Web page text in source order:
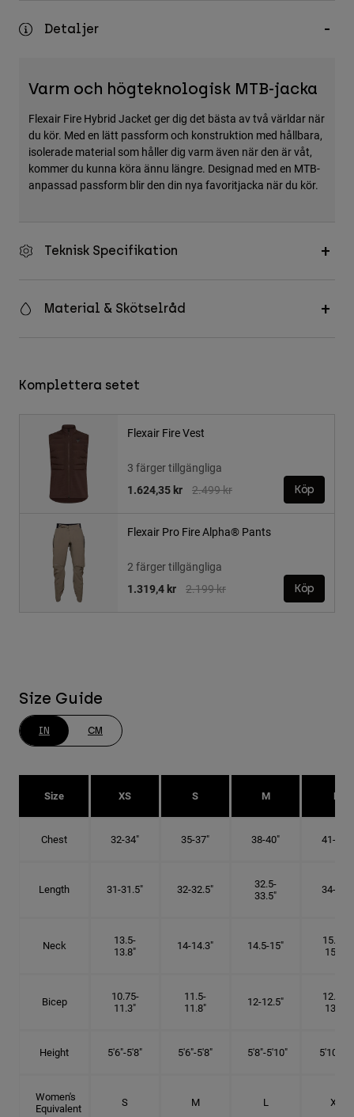
Hats & Caps
Visa alla
Detaljer
Varm och högteknologisk MTB-jacka
Flexair Fire Hybrid Jacket ger dig det bästa av två världar när
du kör. Med en lätt passform och konstruktion med hållbara,
isolerade material som håller dig varm även när den är våt,
kommer du kunna köra ännu längre. Designad med en MTB-
anpassad passform blir den din nya favoritjacka när du kör.
Teknisk Specifikation
Material & Skötselråd
Komplettera setet
Flexair Fire Vest
3 färger tillgängliga
Price reduced from
2.499 krto
1.624,35 kr Köp
Flexair Pro Fire Alpha® Pants
2 färger tillgängliga
Price reduced from
2.199 krto
1.319,4 kr Köp
Size Guide
IN CM
Size XS S M L
Chest 32-34" 35-37" 38-40" 41-43"
Length 31-31.5" 32-32.5"
32.5-
33.5"
34-35"
Neck
13.5-
13.8"
14-14.3" 14.5-15"
15.25-
15.5"
Bicep
10.75-
11.3"
11.5-
11.8"
12-12.5"
12.75-
13.3"
Height 5'6"-5'8" 5'6"-5'8" 5'8"-5'10" 5'10"- 6'
Women's
Equivalent
S M L XL